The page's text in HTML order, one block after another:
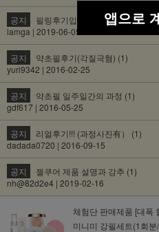
공지
필링후기입니다 (1)
iamga | 2019-06-05
공지
약초필후기(각질극혐) (1)
yuri9342 | 2016-02-25
공지
약초필 일주일간의 과정 (1)
gdf617 | 2016-05-25
공지
리얼후기!!! (과정사진有） (1)
dadada0720 | 2016-09-15
공지
젤쿠어 제품 설명과 강추 (1)
nh@82d2e4 | 2019-02-16
체험단 판매제품 [대폭
미니미 강필세트(1회
앱으로